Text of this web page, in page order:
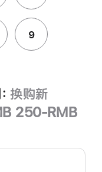
9
换购新
250-RMB